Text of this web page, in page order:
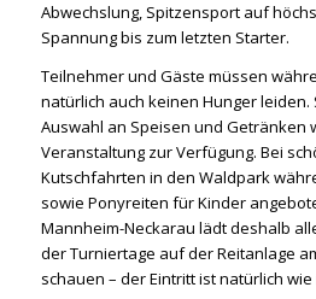
Abwechslung, Spitzensport auf
Spannung bis zum letzten Starter.
Teilnehmer und Gäste müssen
natürlich auch keinen Hunger
Auswahl an Speisen und Getränken
Veranstaltung zur Verfügung. Bei
Kutschfahrten in den Waldpark
sowie Ponyreiten für Kinder
Mannheim-Neckarau lädt deshalb
der Turniertage auf der Reitanlage
schauen – der Eintritt ist